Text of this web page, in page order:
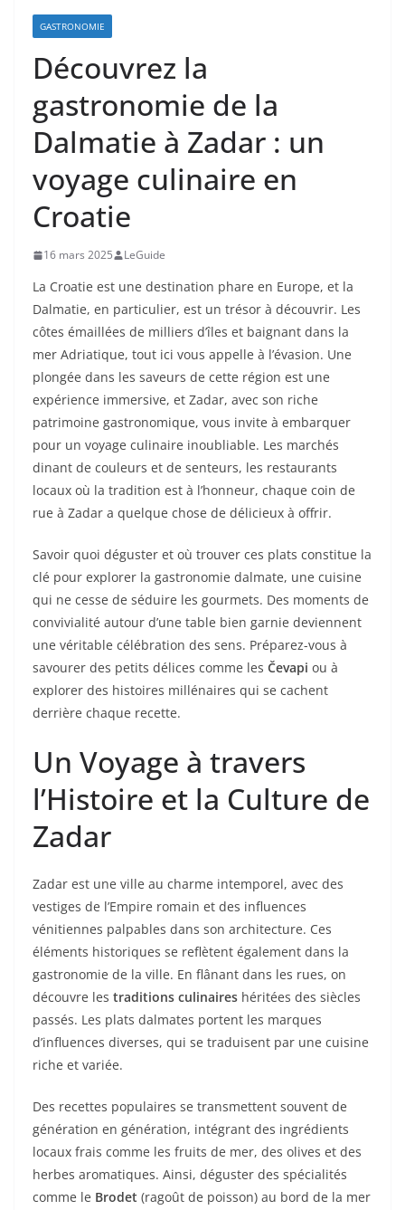
GASTRONOMIE
Découvrez la
gastronomie de la
Dalmatie à Zadar : un
voyage culinaire en
Croatie
16 mars 2025 LeGuide
La Croatie est une destination phare en Europe, et la
Dalmatie, en particulier, est un trésor à découvrir. Les
côtes émaillées de milliers d’îles et baignant dans la
mer Adriatique, tout ici vous appelle à l’évasion. Une
plongée dans les saveurs de cette région est une
expérience immersive, et Zadar, avec son riche
patrimoine gastronomique, vous invite à embarquer
pour un voyage culinaire inoubliable. Les marchés
dinant de couleurs et de senteurs, les restaurants
locaux où la tradition est à l’honneur, chaque coin de
rue à Zadar a quelque chose de délicieux à offrir.
Savoir quoi déguster et où trouver ces plats constitue la
clé pour explorer la gastronomie dalmate, une cuisine
qui ne cesse de séduire les gourmets. Des moments de
convivialité autour d’une table bien garnie deviennent
une véritable célébration des sens. Préparez-vous à
savourer des petits délices comme les Čevapi ou à
explorer des histoires millénaires qui se cachent
derrière chaque recette.
Un Voyage à travers
l’Histoire et la Culture de
Zadar
Zadar est une ville au charme intemporel, avec des
vestiges de l’Empire romain et des influences
vénitiennes palpables dans son architecture. Ces
éléments historiques se reflètent également dans la
gastronomie de la ville. En flânant dans les rues, on
découvre les traditions culinaires héritées des siècles
passés. Les plats dalmates portent les marques
d’influences diverses, qui se traduisent par une cuisine
riche et variée.
Des recettes populaires se transmettent souvent de
génération en génération, intégrant des ingrédients
locaux frais comme les fruits de mer, des olives et des
herbes aromatiques. Ainsi, déguster des spécialités
comme le Brodet (ragoût de poisson) au bord de la mer